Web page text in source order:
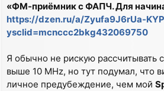
«ФМ-приёмник с ФАПЧ. Для
https://dzen.ru/a/Zyufa9J6rUa-
ysclid=mcnccc2bkg432069750
Я обычно не рискую рассчитывать
выше 10 MHz, но тут подумал, что
личное предубеждение, чем мой